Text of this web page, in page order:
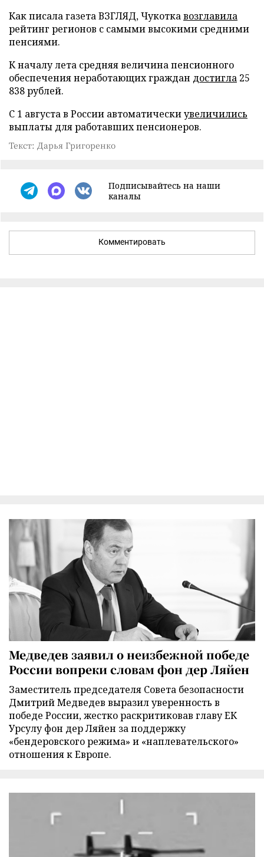
Как писала газета ВЗГЛЯД, Чукоткавозглавила
рейтинг регионов с самыми высокими средними
пенсиями.
К началу лета средняя величина пенсионного
обеспечения неработающих граждан достигла 25
838 рублей.
С 1 августа в России автоматическиувеличились
выплаты для работавших пенсионеров.
Текст: Дарья Григоренко
Подписывайтесь на наши
каналы
Комментировать
Медведев заявил о неизбежной победе
России вопреки словам фон дер Ляйен
Заместитель председателя Совета безопасности
Дмитрий Медведев выразил уверенность в
победе России, жестко раскритиковав главу ЕК
Урсулу фон дер Ляйен за поддержку
«бендеровского режима» и «наплевательского»
отношения к Европе.